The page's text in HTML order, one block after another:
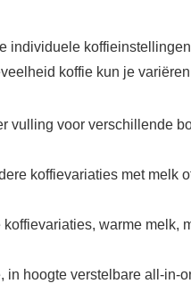
individuele
koffie kun je
vulling voor verschillende
koffievariaties met melk
warme melk,
hoogte verstelbare all-in-